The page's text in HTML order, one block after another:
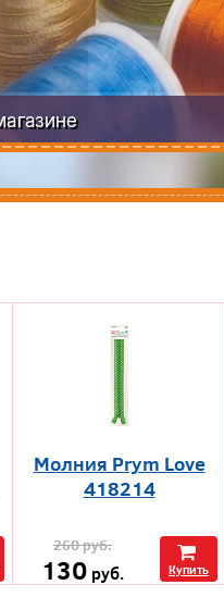
Молния Prym Love
418214
260руб.
130 руб. Купить